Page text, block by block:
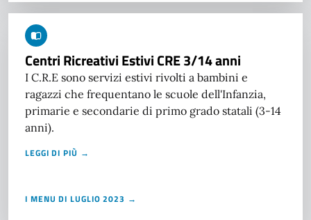
Centri Ricreativi Estivi CRE 3/14 anni
I C.R.E sono servizi estivi rivolti a bambini e
ragazzi che frequentano le scuole dell'Infanzia,
primarie e secondarie di primo grado statali (3-14
anni).
LEGGI DI PIÙ →
I MENU DI LUGLIO 2023 →